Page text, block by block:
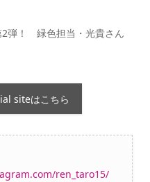
2弾！ 緑色担当・光貴さん
siteはこちら
ren_taro15/